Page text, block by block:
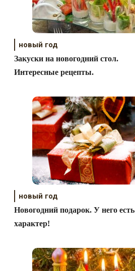
новый год
Закуски на новогодний стол.
Интересные рецепты.
новый год
Новогодний подарок. У него есть
характер!